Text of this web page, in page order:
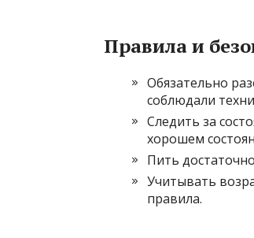
Правила и
Обязательно
соблюдали
Следить за
хорошем
Пить
Учитывать
правила.